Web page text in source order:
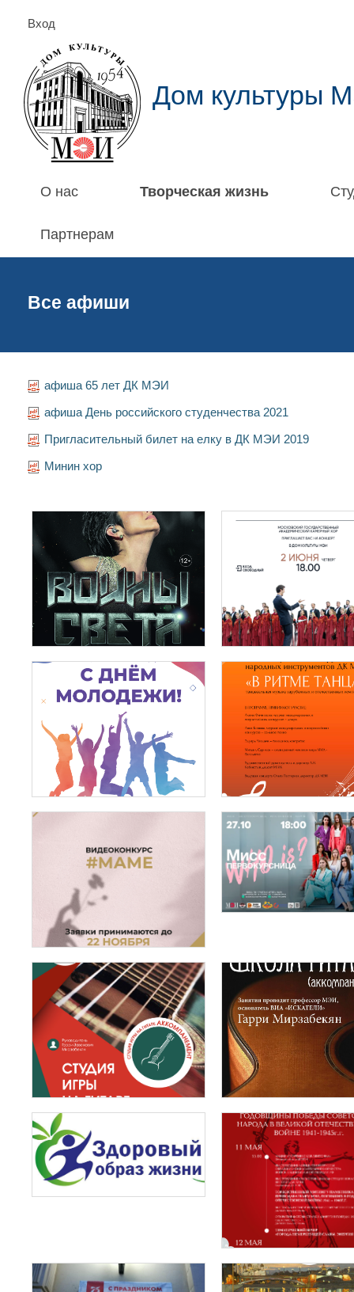
Вход
Дом культуры
О нас Творческая жизнь
Партнерам
Все афиши
афиша 65 лет ДК МЭИ
афиша День российского студенчества 2021
Пригласительный билет на елку в ДК МЭИ 2019
Минин хор